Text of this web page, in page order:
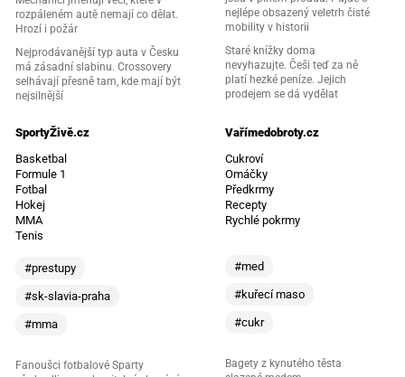
rozpáleném autě nemají co dělat.
Hrozí i požár
Nejprodávanější typ auta v Česku
má zásadní slabinu. Crossovery
selhávají přesně tam, kde mají být
nejsilnější
nejlépe obsazený veletrh čisté
mobility v historii
Staré knížky doma
nevyhazujte. Češi teď za ně
platí hezké peníze. Jejich
prodejem se dá vydělat
SportyŽivě.cz
Basketbal
Formule 1
Fotbal
Hokej
MMA
Tenis
#prestupy
#sk-slavia-praha
#mma
Fanoušci fotbalové Sparty
Vařímedobroty.cz
Cukroví
Omáčky
Předkrmy
Recepty
Rychlé pokrmy
#med
#kuřecí maso
#cukr
Bagety z kynutého těsta